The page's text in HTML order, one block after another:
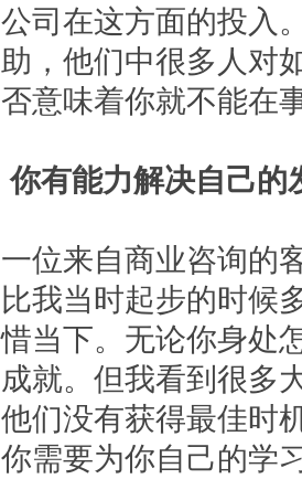
公司在这方面的投入
助，他们中很多人对
否意味着你就不能在
你有能力解决自己的
一位来自商业咨询的
比我当时起步的时候
惜当下。无论你身处
成就。但我看到很多
他们没有获得最佳时
你需要为你自己的学